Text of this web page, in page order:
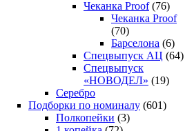
Чеканка Proof(76)
Чеканка Proof
(70)
Барселона (6)
Спецвыпуск АЦ (64)
Спецвыпуск
«НОВОДЕЛ» (19)
Серебро
Подборки по номиналу (601)
Полкопейки (3)